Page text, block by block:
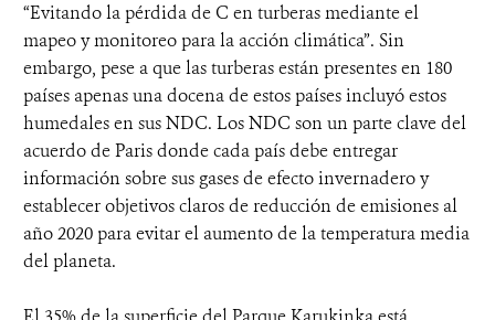
“Evitando la pérdida de C en turberas mediante el
mapeo y monitoreo para la acción climática”. Sin
embargo, pese a que las turberas están presentes en 180
países apenas una docena de estos países incluyó estos
humedales en sus NDC. Los NDC son un parte clave del
acuerdo de Paris donde cada país debe entregar
información sobre sus gases de efecto invernadero y
establecer objetivos claros de reducción de emisiones al
año 2020 para evitar el aumento de la temperatura media
del planeta.